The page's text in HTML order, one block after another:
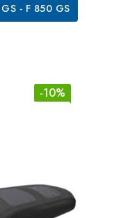
- F 850 GS
-10%